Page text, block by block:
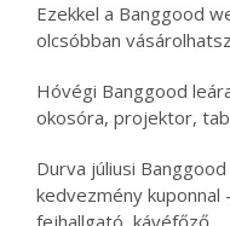
Ezekkel a Banggood
olcsóbban vásárolhatsz
Hóvégi Banggood
okosóra, projektor,
Durva júliusi
kedvezmény